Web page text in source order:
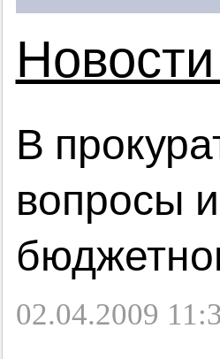
В
вопросы
02.04.2009